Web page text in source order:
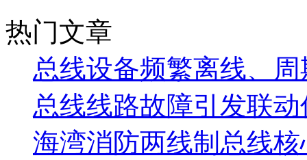
热门文章
总线设备频繁离线、
总线线路故障引发联
海湾消防两线制总线